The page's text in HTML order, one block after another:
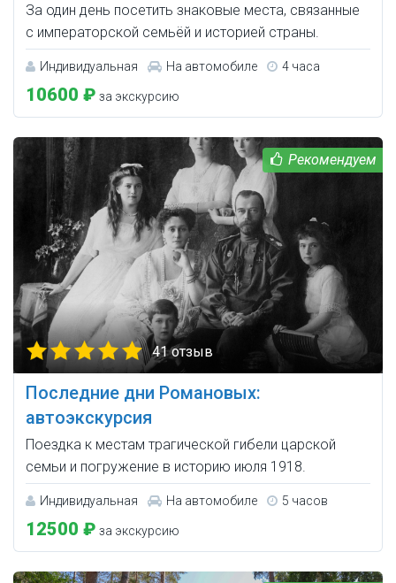
За один день посетить знаковые места, связанные
с императорской семьёй и историей страны.
Индивидуальная На автомобиле 4 часа
10600 ₽ за экскурсию
41 отзыв
Последние дни Романовых:
автоэкскурсия
Поездка к местам трагической гибели царской
семьи и погружение в историю июля 1918.
Индивидуальная На автомобиле 5 часов
12500 ₽ за экскурсию